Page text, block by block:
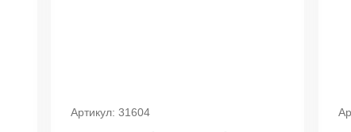
Артикул: 31604